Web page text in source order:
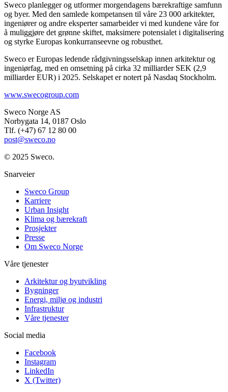
Sweco planlegger og utformer morgendagens bærekraftige samfunn
og byer. Med den samlede kompetansen til våre 23 000 arkitekter,
ingeniører og andre eksperter samarbeider vi med kundene våre for
å muliggjøre det grønne skiftet, maksimere potensialet i digitalisering
og styrke Europas konkurranseevne og robusthet.
Sweco er Europas ledende rådgivningsselskap innen arkitektur og
ingeniørfag, med en omsetning på cirka 32 milliarder SEK (2,9
milliarder EUR) i 2025. Selskapet er notert på Nasdaq Stockholm.
www.swecogroup.com
Sweco Norge AS
Norbygata 14, 0187 Oslo
Tlf. (+47) 67 12 80 00
post@sweco.no
© 2025 Sweco.
Snarveier
Sweco Group
Karriere
Urban Insight
Klima og bærekraft
Prosjekter
Presse
Om Sweco Norge
Våre tjenester
Arkitektur og byutvikling
Bygninger
Energi, miljø og industri
Infrastruktur
Våre tjenester
Social media
Facebook
Instagram
LinkedIn
X (Twitter)